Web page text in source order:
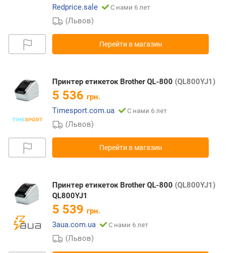
Redprice.sale
С нами 6 лет
(Львов)
Перейти в магазин
Принтер етикеток Brother QL-800 (QL800YJ1)
5 536 грн.
Timesport.com.ua
С нами 6 лет
(Львов)
Перейти в магазин
Принтер етикеток Brother QL-800 (QL800YJ1)
QL800YJ1
5 539 грн.
3aua.com.ua
С нами 6 лет
(Львов)